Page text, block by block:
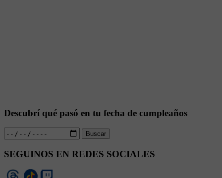
Descubrí qué pasó en tu fecha de cumpleaños
Buscar
SEGUINOS EN REDES SOCIALES